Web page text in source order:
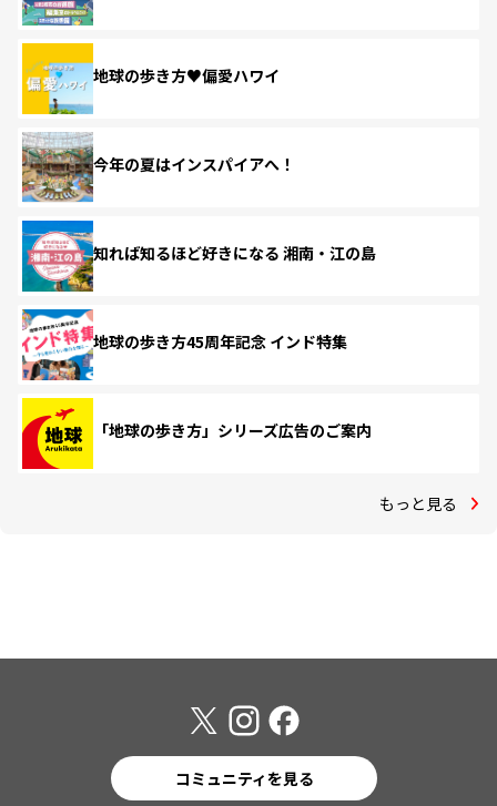
地球の歩き方♥偏愛ハワイ
今年の夏はインスパイアへ！
知れば知るほど好きになる 湘南・江の島
地球の歩き方45周年記念 インド特集
「地球の歩き方」シリーズ広告のご案内
もっと見る
コミュニティを見る